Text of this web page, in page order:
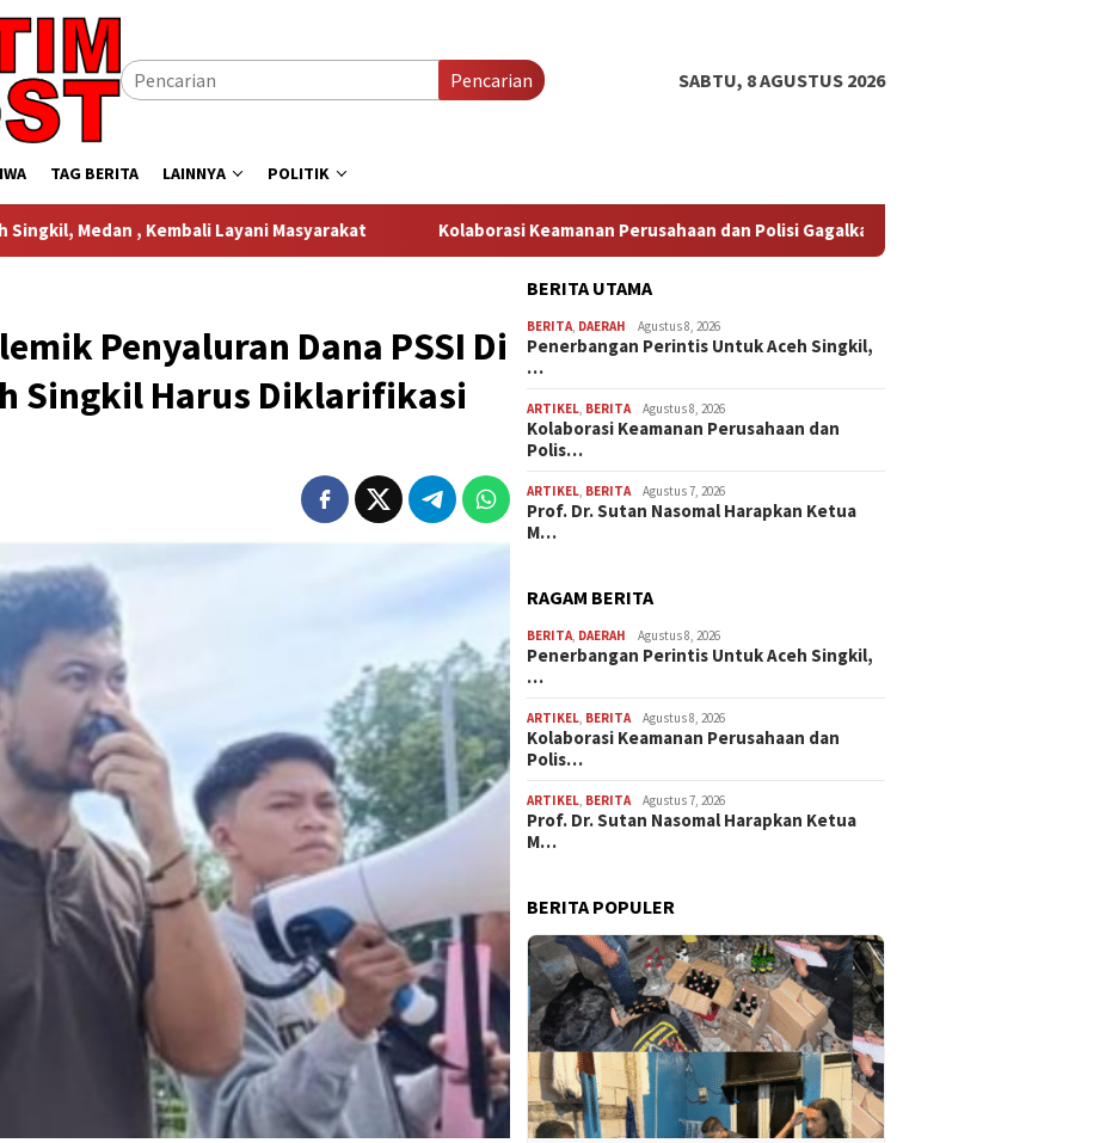
Pencarian SABTU, 8 AGUSTUS 2026
TAG BERITA LAINNYA POLITIK
Layani Masyarakat Kolaborasi Keamanan Perusahaan dan Polisi Gagalkan Pencurian Kabel Tembaga di Kawasan Industri
Penyaluran Dana PSSI Di
Singkil Harus Diklarifikasi
BERITA UTAMA
BERITA, DAERAH Agustus 8, 2026
Penerbangan Perintis Untuk Aceh Singkil,
…
ARTIKEL, BERITA Agustus 8, 2026
Kolaborasi Keamanan Perusahaan dan
Polis…
ARTIKEL, BERITA Agustus 7, 2026
Prof. Dr. Sutan Nasomal Harapkan Ketua
M…
RAGAM BERITA
BERITA, DAERAH Agustus 8, 2026
Penerbangan Perintis Untuk Aceh Singkil,
…
ARTIKEL, BERITA Agustus 8, 2026
Kolaborasi Keamanan Perusahaan dan
Polis…
ARTIKEL, BERITA Agustus 7, 2026
Prof. Dr. Sutan Nasomal Harapkan Ketua
M…
BERITA POPULER